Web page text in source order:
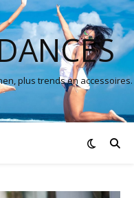
plus trends en accessoires.